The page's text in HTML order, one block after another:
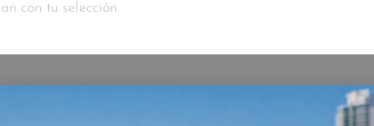
con tu selección.
CONTACTANOS